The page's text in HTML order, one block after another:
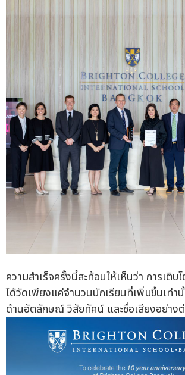
ความสำเร็จครั้งนี้สะท้อนให้เห็นว่า การเติบ
ได้วัดเพียงแค่จำนวนนักเรียนที่เพิ่มขึ้นเท่า
ด้านอัตลักษณ์ วิสัยทัศน์ และชื่อเสียงอย่าง